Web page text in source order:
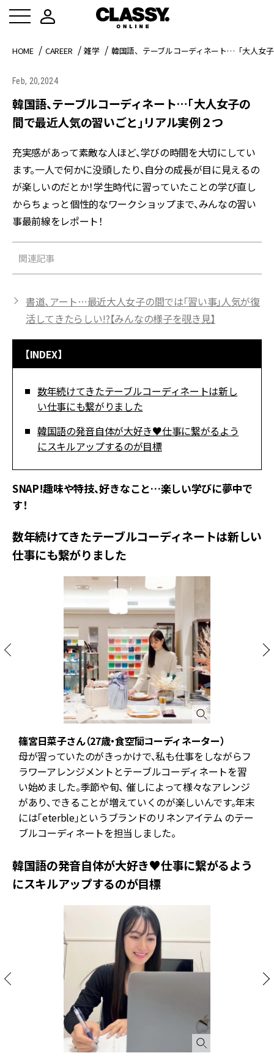
HOME CAREER 雑学 韓国語、テーブルコーディネート…「大人女
Feb, 20,2024
韓国語、テーブルコーディネート…「大人女子の
間で最近人気の習いごと」リアル実例２つ
充実感があって素敵な人ほど、学びの時間を大切にしてい
ます。一人で何かに没頭したり、自分の成長が目に見えるの
が楽しいのだとか！学生時代に習っていたことの学び直し
からちょっと個性的なワークショップまで、みんなの習い
事最前線をレポート！
関連記事
書道、アート…最近大人女子の間では「習い事」人気が復
活してきたらしい!?【みんなの様子を覗き見】
【INDEX】
数年続けてきたテーブルコーディネートは新し
い仕事にも繋がりました
韓国語の発音自体が大好き♥仕事に繋がるよう
にスキルアップするのが目標
SNAP!趣味や特技、好きなこと…楽しい学びに夢中で
す！
数年続けてきたテーブルコーディネートは新しい
仕事にも繋がりました
篠宮日菜子さん（27歳・食空間コーディネーター）
母が習っていたのがきっかけで、私も仕事をしながらフ
ラワーアレンジメントとテーブルコーディネートを習
い始めました。季節や旬、 催しによって様々なアレンジ
があり、できることが増えていくのが楽しいんです。年末
には「eterble」というブランドのリネンアイテム のテー
ブルコーディネートを担当しました。
韓国語の発音自体が大好き♥仕事に繋がるよう
にスキルアップするのが目標